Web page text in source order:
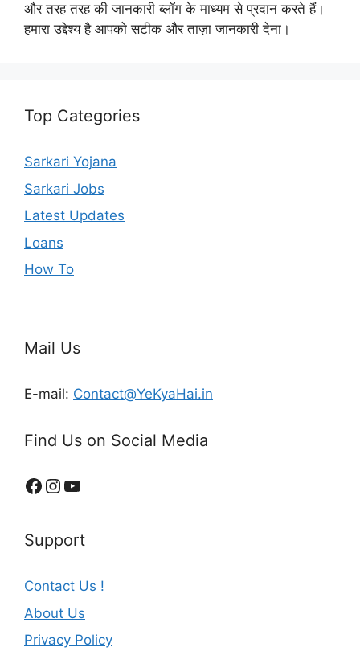
और तरह तरह की जानकारी ब्लॉग के माध्यम से प्रदान करते हैं।
हमारा उद्देश्य है आपको सटीक और ताज़ा जानकारी देना।
Top Categories
Sarkari Yojana
Sarkari Jobs
Latest Updates
Loans
How To
Mail Us
E-mail: Contact@YeKyaHai.in
Find Us on Social Media
Support
Contact Us !
About Us
Privacy Policy